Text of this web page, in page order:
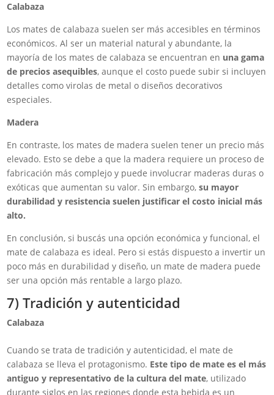
Calabaza
Los mates de calabaza suelen ser más accesibles en términos
económicos. Al ser un material natural y abundante, la
mayoría de los mates de calabaza se encuentran en una gama
de precios asequibles, aunque el costo puede subir si incluyen
detalles como virolas de metal o diseños decorativos
especiales.
Madera
En contraste, los mates de madera suelen tener un precio más
elevado. Esto se debe a que la madera requiere un proceso de
fabricación más complejo y puede involucrar maderas duras o
exóticas que aumentan su valor. Sin embargo,su mayor
durabilidad y resistencia suelen justificar el costo inicial más
alto.
En conclusión, si buscás una opción económica y funcional, el
mate de calabaza es ideal. Pero si estás dispuesto a invertir un
poco más en durabilidad y diseño, un mate de madera puede
ser una opción más rentable a largo plazo.
7) Tradición y autenticidad
Calabaza
Cuando se trata de tradición y autenticidad, el mate de
calabaza se lleva el protagonismo. Este tipo de mate es el más
antiguo y representativo de la cultura del mate, utilizado
durante siglos en las regiones donde esta bebida es un